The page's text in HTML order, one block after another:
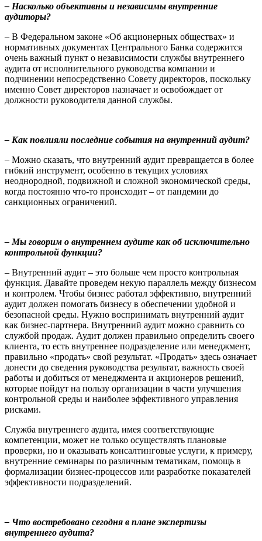
– Насколько объективны и независимы внутренние
аудиторы?
– В Федеральном законе «Об акционерных обществах» и
нормативных документах Центрального Банка содержится
очень важный пункт о независимости службы внутреннего
аудита от исполнительного руководства компании и
подчинении непосредственно Совету директоров, поскольку
именно Совет директоров назначает и освобождает от
должности руководителя данной службы.
– Как повлияли последние события на внутренний аудит?
– Можно сказать, что внутренний аудит превращается в более
гибкий инструмент, особенно в текущих условиях
неоднородной, подвижной и сложной экономической среды,
когда постоянно что-то происходит – от пандемии до
санкционных ограничений.
– Мы говорим о внутреннем аудите как об исключительно
контрольной функции?
– Внутренний аудит – это больше чем просто контрольная
функция. Давайте проведем некую параллель между бизнесом
и контролем. Чтобы бизнес работал эффективно, внутренний
аудит должен помогать бизнесу в обеспечении удобной и
безопасной среды. Нужно воспринимать внутренний аудит
как бизнес-партнера. Внутренний аудит можно сравнить со
службой продаж. Аудит должен правильно определить своего
клиента, то есть внутреннее подразделение или менеджмент,
правильно «продать» свой результат. «Продать» здесь означает
донести до сведения руководства результат, важность своей
работы и добиться от менеджмента и акционеров решений,
которые пойдут на пользу организации в части улучшения
контрольной среды и наиболее эффективного управления
рисками.
Служба внутреннего аудита, имея соответствующие
компетенции, может не только осуществлять плановые
проверки, но и оказывать консалтинговые услуги, к примеру,
внутренние семинары по различным тематикам, помощь в
формализации бизнес-процессов или разработке показателей
эффективности подразделений.
– Что востребовано сегодня в плане экспертизы
внутреннего аудита?